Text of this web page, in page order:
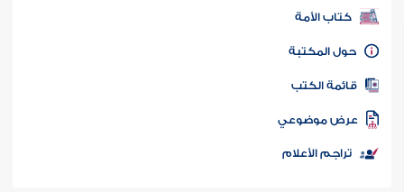
كتب PDF
كتاب الأمة
المكتبة
الكتب
موضوعي